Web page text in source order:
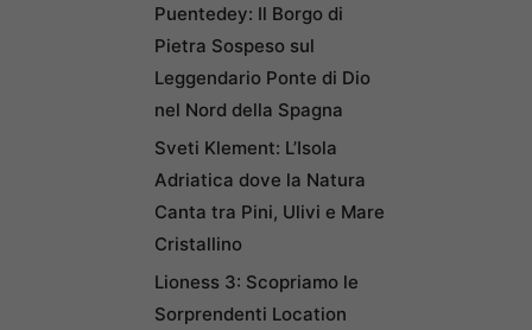
Puentedey: Il Borgo di
Pietra Sospeso sul
Leggendario Ponte di Dio
nel Nord della Spagna
Sveti Klement: L’Isola
Adriatica dove la Natura
Canta tra Pini, Ulivi e Mare
Cristallino
Lioness 3: Scopriamo le
Sorprendenti Location